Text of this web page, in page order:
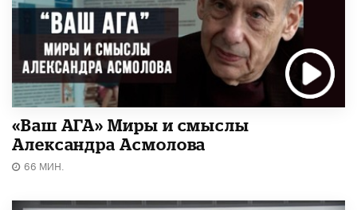
«Ваш АГА» Миры и смыслы
Александра Асмолова
66 МИН.